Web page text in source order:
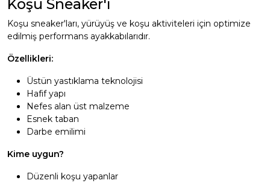
Koşu Sneaker'ı
Koşu sneaker'ları, yürüyüş ve koşu aktiviteleri için optimize
edilmiş performans ayakkabılarıdır.
Özellikleri:
Üstün yastıklama teknolojisi
Hafif yapı
Nefes alan üst malzeme
Esnek taban
Darbe emilimi
Kime uygun?
Düzenli koşu yapanlar